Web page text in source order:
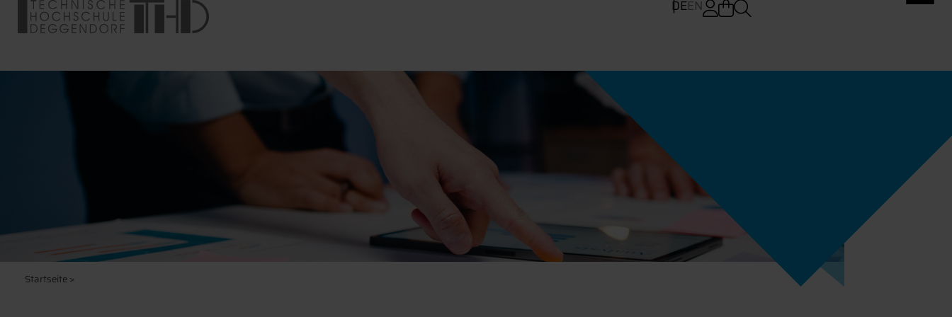
DEEN
Startseite>